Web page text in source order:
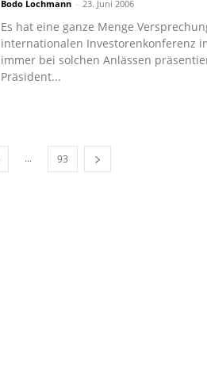
Bodo Lochmann - 23. Juni 2006
Es hat eine ganze Menge
internationalen Investorenkonferenz
immer bei solchen Anlässen
Präsident...
... 93